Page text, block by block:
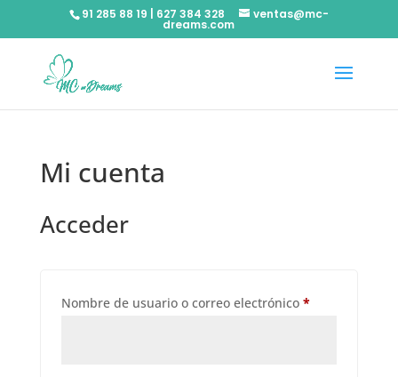
91 285 88 19 | 627 384 328 ventas@mc-
dreams.com
Mi cuenta
Acceder
Nombre de usuario o correo electrónico *Obligatorio